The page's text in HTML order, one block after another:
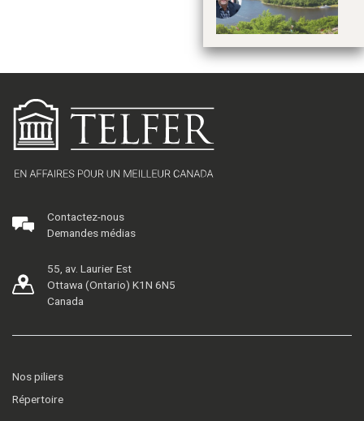
Contactez-nous
Demandes médias
55, av. Laurier Est
Ottawa (Ontario) K1N 6N5
Canada
Nos piliers
Répertoire